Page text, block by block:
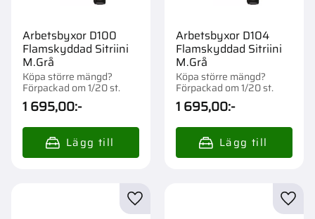
Arbetsbyxor D100
Flamskyddad Sitriini
M.Grå
Köpa större mängd?
Förpackad om 1/20 st.
1 695,00:-
Arbetsbyxor D104
Flamskyddad Sitriini
M.Grå
Köpa större mängd?
Förpackad om 1/20 st.
1 695,00:-
Lägg till i favoriter